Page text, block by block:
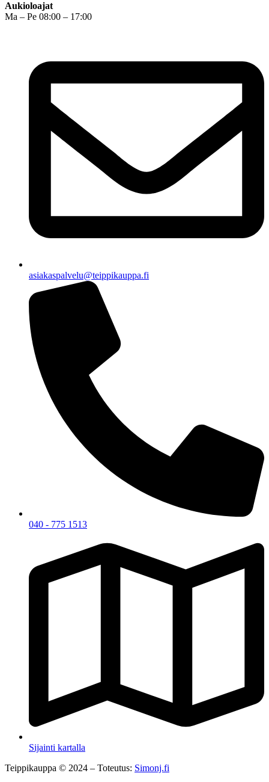
Aukioloajat
Ma – Pe 08:00 – 17:00
asiakaspalvelu@teippikauppa.fi
040 - 775 1513
Sijainti kartalla
Teippikauppa © 2024 – Toteutus: Simonj.fi